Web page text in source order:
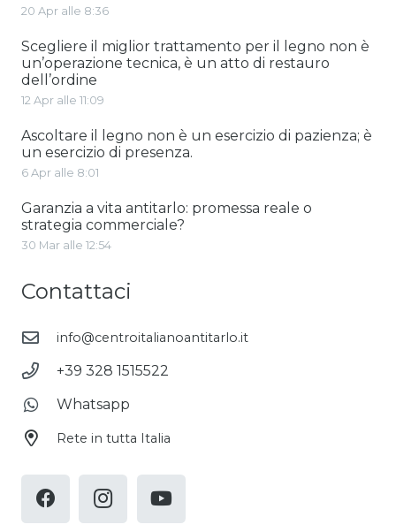
20 Apr alle 8:36
Scegliere il miglior trattamento per il legno non è
un’operazione tecnica, è un atto di restauro
dell’ordine
12 Apr alle 11:09
Ascoltare il legno non è un esercizio di pazienza; è
un esercizio di presenza.
6 Apr alle 8:01
Garanzia a vita antitarlo: promessa reale o
strategia commerciale?
30 Mar alle 12:54
Contattaci
info@centroitalianoantitarlo.it
+39 328 1515522
Whatsapp
Rete in tutta Italia